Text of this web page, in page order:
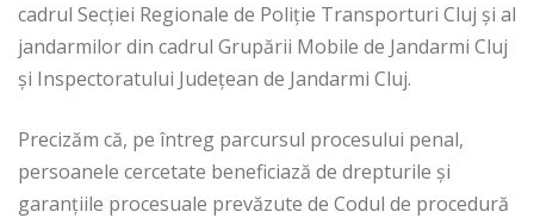
cadrul Secției Regionale de Poliție Transporturi Cluj și al
jandarmilor din cadrul Grupării Mobile de Jandarmi Cluj
și Inspectoratului Județean de Jandarmi Cluj.
Precizăm că, pe întreg parcursul procesului penal,
persoanele cercetate beneficiază de drepturile și
garanțiile procesuale prevăzute de Codul de procedură